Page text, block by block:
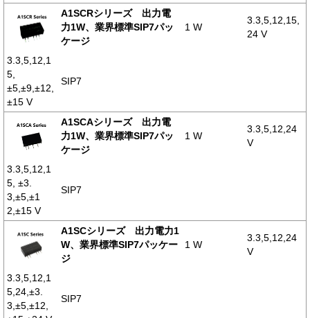
A1SCRシリーズ 出力電
力1W、業界標準SIP7パッ
ケージ
1 W
3.3,5,12,15,
24 V
3.3,5,12,1
5,
±5,±9,±12,
±15 V
SIP7
A1SCAシリーズ 出力電
力1W、業界標準SIP7パッ
ケージ
1 W
3.3,5,12,24
V
3.3,5,12,1
5, ±3.
3,±5,±1
2,±15 V
SIP7
A1SCシリーズ 出力電力1
W、業界標準SIP7パッケー
ジ
1 W
3.3,5,12,24
V
3.3,5,12,1
5,24,±3.
3,±5,±12,
SIP7